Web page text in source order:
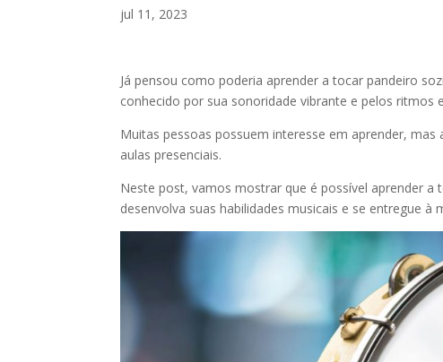
jul 11, 2023
Já pensou como poderia aprender a tocar pandeiro
conhecido por sua sonoridade vibrante e pelos ritmos
Muitas pessoas possuem interesse em aprender,
aulas presenciais.
Neste post, vamos mostrar que é possível aprender
desenvolva suas habilidades musicais e se entregue à